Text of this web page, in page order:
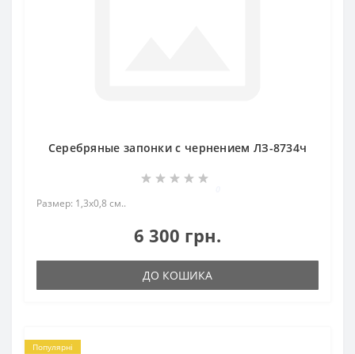
Серебряные запонки с чернением ЛЗ-8734ч
Размер: 1,3х0,8 см..
6 300 грн.
ДО КОШИКА
Популярні